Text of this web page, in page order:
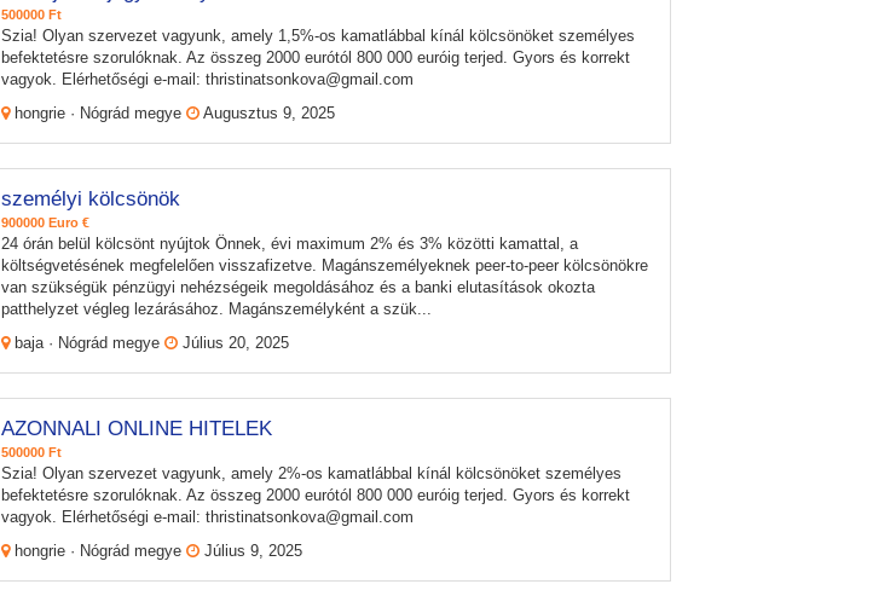
500000 Ft
Szia! Olyan szervezet vagyunk, amely 1,5%-os kamatlábbal kínál kölcsönöket személyes
befektetésre szorulóknak. Az összeg 2000 eurótól 800 000 euróig terjed. Gyors és korrekt
vagyok. Elérhetőségi e-mail: thristinatsonkova@gmail.com
hongrie · Nógrád megye
Augusztus 9, 2025
személyi kölcsönök
900000 Euro €
24 órán belül kölcsönt nyújtok Önnek, évi maximum 2% és 3% közötti kamattal, a
költségvetésének megfelelően visszafizetve. Magánszemélyeknek peer-to-peer kölcsönökre
van szükségük pénzügyi nehézségeik megoldásához és a banki elutasítások okozta
patthelyzet végleg lezárásához. Magánszemélyként a szük...
baja · Nógrád megye
Július 20, 2025
AZONNALI ONLINE HITELEK
500000 Ft
Szia! Olyan szervezet vagyunk, amely 2%-os kamatlábbal kínál kölcsönöket személyes
befektetésre szorulóknak. Az összeg 2000 eurótól 800 000 euróig terjed. Gyors és korrekt
vagyok. Elérhetőségi e-mail: thristinatsonkova@gmail.com
hongrie · Nógrád megye
Július 9, 2025